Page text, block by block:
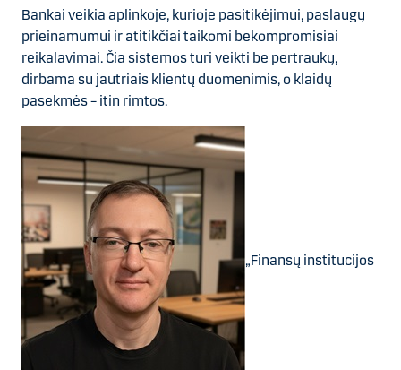
Bankai veikia aplinkoje, kurioje pasitikėjimui, paslaugų
prieinamumui ir atitikčiai taikomi bekompromisiai
reikalavimai. Čia sistemos turi veikti be pertraukų,
dirbama su jautriais klientų duomenimis, o klaidų
pasekmės – itin rimtos.
„Finansų institucijos